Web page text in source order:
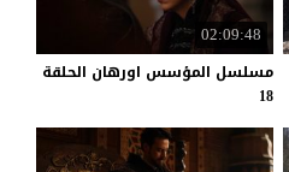
02:09:48
مسلسل المؤسس اورهان الحلقة
18